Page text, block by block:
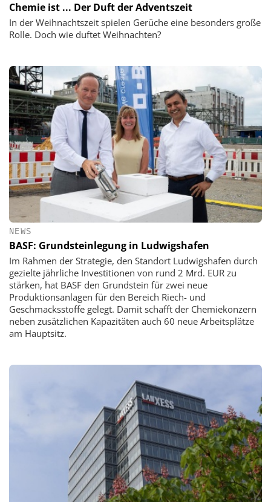
Chemie ist ... Der Duft der Adventszeit
In der Weihnachtszeit spielen Gerüche eine besonders große
Rolle. Doch wie duftet Weihnachten?
NEWS
BASF: Grundsteinlegung in Ludwigshafen
Im Rahmen der Strategie, den Standort Ludwigshafen durch
gezielte jährliche Investitionen von rund 2 Mrd. EUR zu
stärken, hat BASF den Grundstein für zwei neue
Produktionsanlagen für den Bereich Riech- und
Geschmacksstoffe gelegt. Damit schafft der Chemiekonzern
neben zusätzlichen Kapazitäten auch 60 neue Arbeitsplätze
am Hauptsitz.